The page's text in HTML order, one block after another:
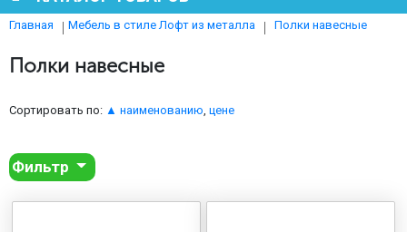
МЕТАЛЛИЧЕСКАЯ МЕБЕЛЬ
МЕТАЛЛИЧЕСКИЕ СТЕЛЛАЖИ
Главная Мебель в стиле Лофт из металла Полки навесные
Полки навесные
Сортировать по: ▲ наименованию цене
Фильтр